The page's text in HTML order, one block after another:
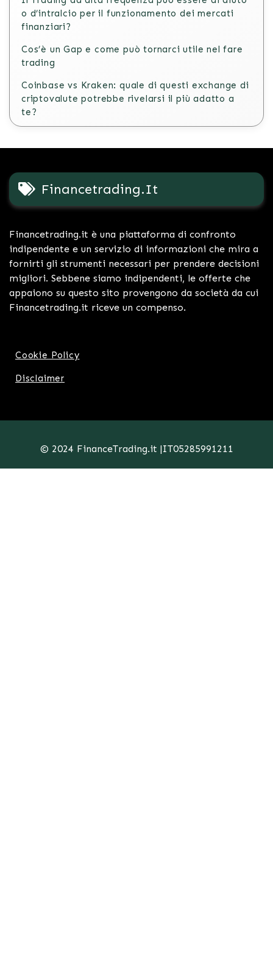
o d’intralcio per il funzionamento dei mercati
finanziari?
Cos’è un Gap e come può tornarci utile nel fare
trading
Coinbase vs Kraken: quale di questi exchange di
criptovalute potrebbe rivelarsi il più adatto a
te?
Financetrading.it
Financetrading.it è una piattaforma di confronto
indipendente e un servizio di informazioni che mira a
fornirti gli strumenti necessari per prendere decisioni
migliori. Sebbene siamo indipendenti, le offerte che
appaiono su questo sito provengono da società da cui
Financetrading.it riceve un compenso.
Cookie Policy
Disclaimer
© 2024 FinanceTrading.it |IT05285991211